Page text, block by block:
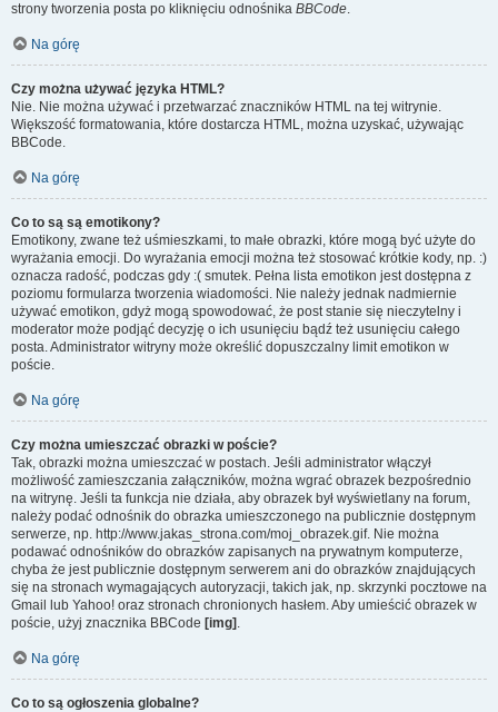
strony tworzenia posta po kliknięciu odnośnika BBCode.
Na górę
Czy można używać języka HTML?
Nie. Nie można używać i przetwarzać znaczników HTML na tej witrynie.
Większość formatowania, które dostarcza HTML, można uzyskać, używając
BBCode.
Na górę
Co to są są emotikony?
Emotikony, zwane też uśmieszkami, to małe obrazki, które mogą być użyte do
wyrażania emocji. Do wyrażania emocji można też stosować krótkie kody, np. :)
oznacza radość, podczas gdy :( smutek. Pełna lista emotikon jest dostępna z
poziomu formularza tworzenia wiadomości. Nie należy jednak nadmiernie
używać emotikon, gdyż mogą spowodować, że post stanie się nieczytelny i
moderator może podjąć decyzję o ich usunięciu bądź też usunięciu całego
posta. Administrator witryny może określić dopuszczalny limit emotikon w
poście.
Na górę
Czy można umieszczać obrazki w poście?
Tak, obrazki można umieszczać w postach. Jeśli administrator włączył
możliwość zamieszczania załączników, można wgrać obrazek bezpośrednio
na witrynę. Jeśli ta funkcja nie działa, aby obrazek był wyświetlany na forum,
należy podać odnośnik do obrazka umieszczonego na publicznie dostępnym
serwerze, np. http://www.jakas_strona.com/moj_obrazek.gif. Nie można
podawać odnośników do obrazków zapisanych na prywatnym komputerze,
chyba że jest publicznie dostępnym serwerem ani do obrazków znajdujących
się na stronach wymagających autoryzacji, takich jak, np. skrzynki pocztowe na
Gmail lub Yahoo! oraz stronach chronionych hasłem. Aby umieścić obrazek w
poście, użyj znacznika BBCode [img] .
Na górę
Co to są ogłoszenia globalne?